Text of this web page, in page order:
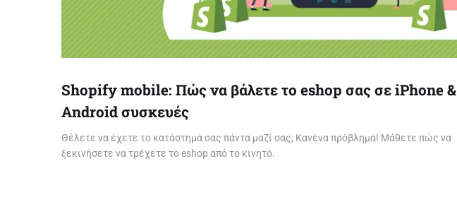
Shopify mobile: Πώς να βάλετε το eshop σας σε iPhone &
Android συσκευές
Θέλετε να έχετε το κατάστημά σας πάντα μαζί σας; Κανένα πρόβλημα! Μάθετε πώς να
ξεκινήσετε να τρέχετε το eshop από το κινητό.